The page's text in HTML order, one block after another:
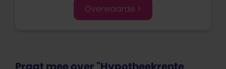
Overwaarde >